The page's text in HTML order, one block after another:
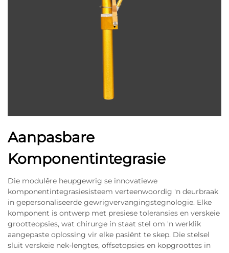
Aanpasbare
Komponentintegrasie
Die modulêre heupgewrig se innovatiewe
komponentintegrasiesisteem verteenwoordig 'n deurbraak
in gepersonaliseerde gewrigvervangingstegnologie. Elke
komponent is ontwerp met presiese toleransies en verskeie
grootteopsies, wat chirurge in staat stel om 'n werklik
aangepaste oplossing vir elke pasiënt te skep. Die stelsel
sluit verskeie nek-lengtes, offsetopsies en kopgroottes in